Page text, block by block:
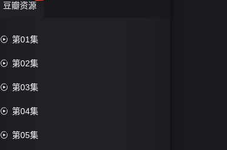
豆瓣资源
 第01集
 第02集
 第03集
 第04集
 第05集